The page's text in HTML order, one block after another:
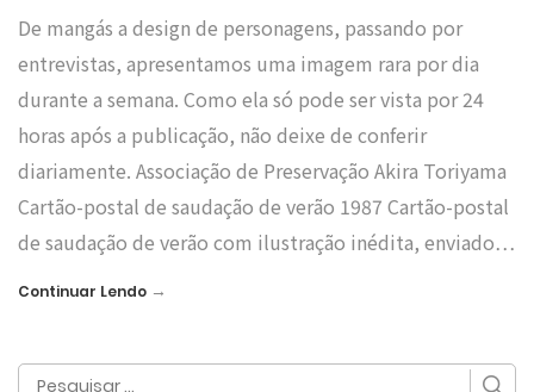
De mangás a design de personagens, passando por
entrevistas, apresentamos uma imagem rara por dia
durante a semana. Como ela só pode ser vista por 24
horas após a publicação, não deixe de conferir
diariamente. Associação de Preservação Akira Toriyama
Cartão-postal de saudação de verão 1987 Cartão-postal
de saudação de verão com ilustração inédita, enviado…
Continuar Lendo →